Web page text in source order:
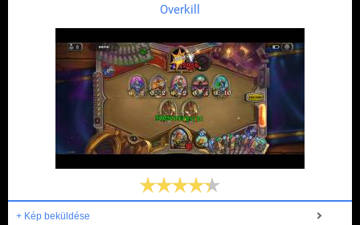
Overkill
+ Kép beküldése